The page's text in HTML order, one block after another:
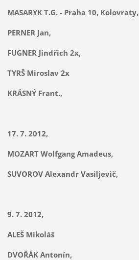
MASARYK T.G. - Praha 10, Kolovraty,
PERNER Jan,
FUGNER Jindřich 2x,
TYRŠ Miroslav 2x
KRÁSNÝ Frant.,
17. 7. 2012,
MOZART Wolfgang Amadeus,
SUVOROV Alexandr Vasiljevič,
9. 7. 2012,
ALEŠ Mikoláš
DVOŘÁK Antonín,